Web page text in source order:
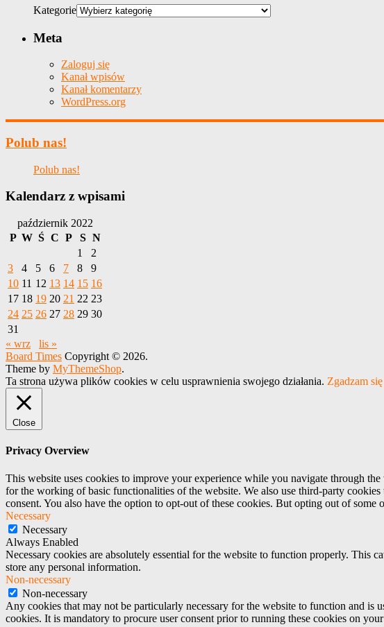
Kategorie
Meta
Zaloguj się
Kanał wpisów
Kanał komentarzy
WordPress.org
Polub nas!
Polub nas!
Kalendarz z wpisami
październik 2022
P W Ś C P S N
1
2
3
4 5 6 7 8
9
10 11 12 13 14 15 16
17 18 19 20 21 22 23
24 25 26 27 28 29 30
31
« wrz
lis »
Board Times Copyright © 2026.
Theme by MyThemeShop.
Ta strona używa plików cookies w celu usprawnienia swojego działania. Zgadzam się
Close
Privacy Overview
This website uses cookies to improve your experience while you navigate through
for the working of basic functionalities of the website. We also use third-party
consent. You also have the option to opt-out of these cookies. But opting out of
Necessary
Necessary
Always Enabled
Necessary cookies are absolutely essential for the website to function properly. This
store any personal information.
Non-necessary
Non-necessary
Any cookies that may not be particularly necessary for the website to function and is
cookies. It is mandatory to procure user consent prior to running these cookies on